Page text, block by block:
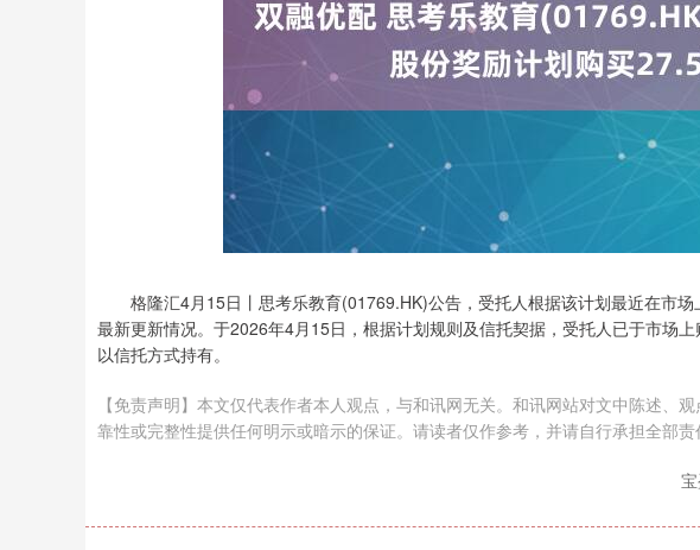
格隆汇4月15日丨思考乐教育(01769.HK)公告，受托人根据该计划最近在市
最新更新情况。于2026年4月15日，根据计划规则及信托契据，受托人已于市场
以信托方式持有。
【免责声明】本文仅代表作者本人观点，与和讯网无关。和讯网站对文中陈述、
靠性或完整性提供任何明示或暗示的保证。请读者仅作参考，并请自行承担全部